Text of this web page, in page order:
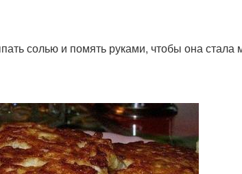
солью и помять руками, чтобы она стала